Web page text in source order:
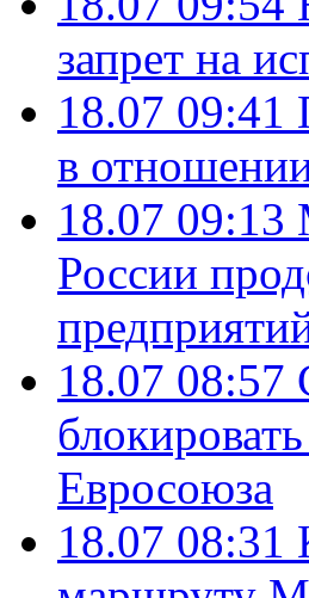
запрет на
18.07 09:41
в
18.07 09:13
России
18.07 08:57
Евросоюза
18.07 08:31